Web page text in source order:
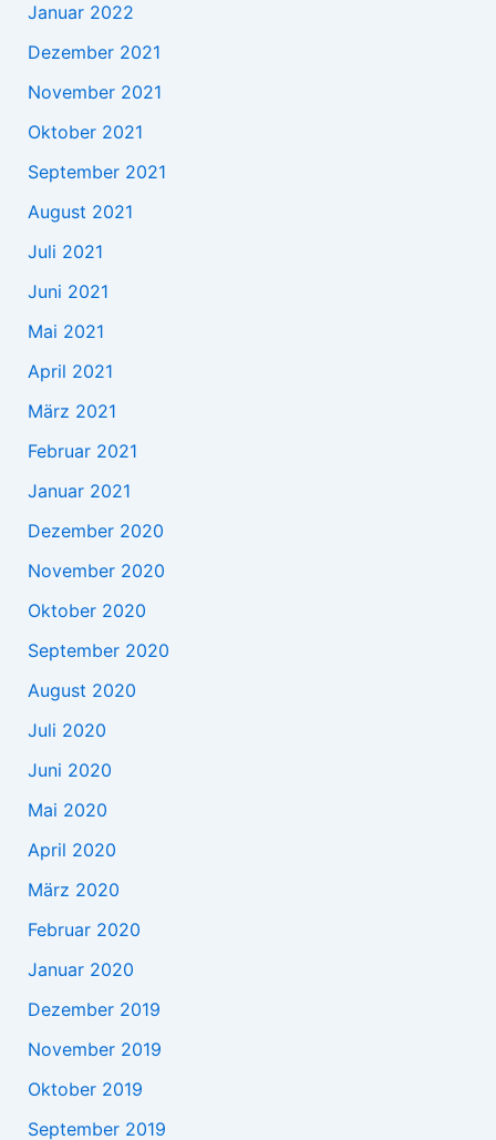
Januar 2022
Dezember 2021
November 2021
Oktober 2021
September 2021
August 2021
Juli 2021
Juni 2021
Mai 2021
April 2021
März 2021
Februar 2021
Januar 2021
Dezember 2020
November 2020
Oktober 2020
September 2020
August 2020
Juli 2020
Juni 2020
Mai 2020
April 2020
März 2020
Februar 2020
Januar 2020
Dezember 2019
November 2019
Oktober 2019
September 2019